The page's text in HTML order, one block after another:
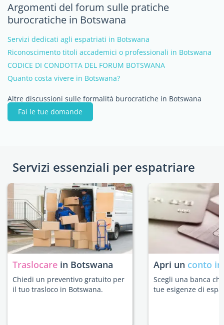
Argomenti del forum sulle pratiche
burocratiche in Botswana
Servizi dedicati agli espatriati in Botswana
Riconoscimento titoli accademici o professionali in Botswana
CODICE DI CONDOTTA DEL FORUM BOTSWANA
Quanto costa vivere in Botswana?
Altre discussioni sulle formalità burocratiche in Botswana
Fai le tue domande
Servizi essenziali per espatriare
Traslocare in Botswana
Chiedi un preventivo gratuito per
il tuo trasloco in Botswana.
Apri un conto
Scegli una banca
tue esigenze di